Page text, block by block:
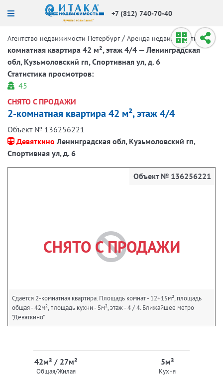
+7 (812) 740-70-40
Агентство недвижимости Петербург / Аренда недвижимости /2-
комнатная квартира 42 м², этаж 4/4 — Ленинградская
обл, Кузьмоловский гп, Спортивная ул, д. 6
Статистика просмотров:
45
СНЯТО С ПРОДАЖИ
2-комнатная квартира 42 м², этаж 4/4
Объект № 136256221
ДевяткиноЛенинградская обл, Кузьмоловский гп,
Спортивная ул, д. 6
СНЯТО С ПРОДАЖИ
Объект № 136256221
Сдается 2-комнатная квартира. Площадь комнат - 12+15м², площадь
общая - 42м², площадь кухни - 5м², этаж - 4 / 4. Ближайшее метро
"Девяткино"
42м² / 27м²
Общая/Жилая
5м²
Кухня